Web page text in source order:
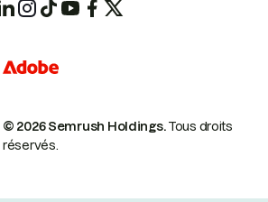
© 2026 Semrush Holdings.Tous droits
réservés.